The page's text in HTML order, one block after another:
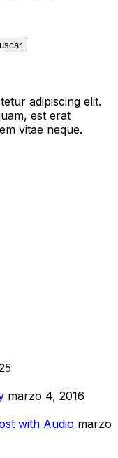
adipiscing elit.
est erat
vitae neque.
marzo 4, 2016
with Audio marzo